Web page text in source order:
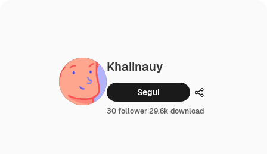
Khaiinauy
Segui Condividi
30 follower|29.6k download